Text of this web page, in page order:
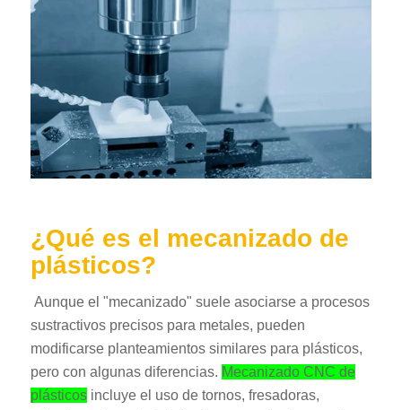
¿Qué es el mecanizado de
plásticos?
Aunque el "mecanizado" suele asociarse a procesos
sustractivos precisos para metales, pueden
modificarse planteamientos similares para plásticos,
pero con algunas diferencias. Mecanizado CNC de
plásticosincluye el uso de tornos, fresadoras,